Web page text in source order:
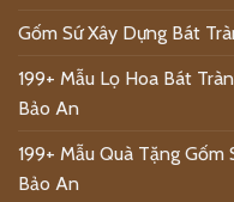
Gốm Sứ Xây Dựng Bát
199+ Mẫu Lọ Hoa Bát
Bảo An
199+ Mẫu Quà Tặng
Bảo An